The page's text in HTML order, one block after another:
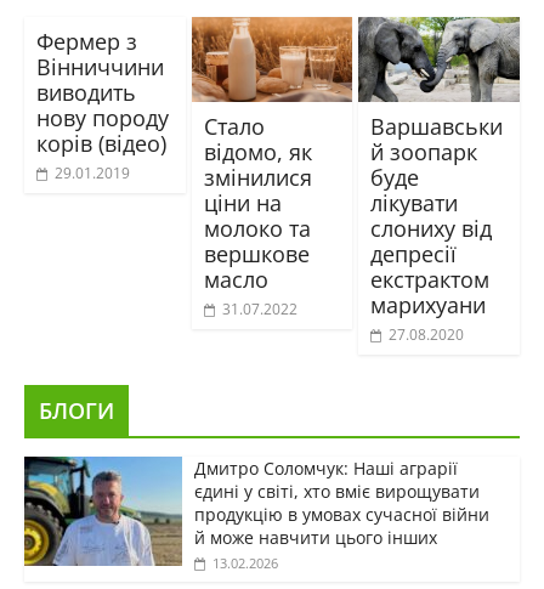
Фермер з
Вінниччини
виводить
нову породу
корів (відео)
29.01.2019
Стало
відомо, як
змінилися
ціни на
молоко та
вершкове
масло
31.07.2022
Варшавськи
й зоопарк
буде
лікувати
слониху від
депресії
екстрактом
марихуани
27.08.2020
БЛОГИ
Дмитро Соломчук: Наші аграрії
єдині у світі, хто вміє вирощувати
продукцію в умовах сучасної війни
й може навчити цього інших
13.02.2026